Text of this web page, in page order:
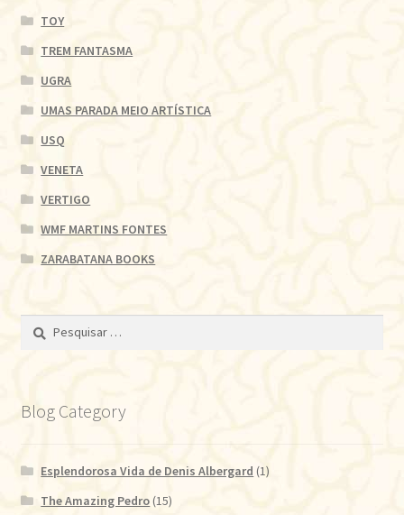
TOY
TREM FANTASMA
UGRA
UMAS PARADA MEIO ARTÍSTICA
USQ
VENETA
VERTIGO
WMF MARTINS FONTES
ZARABATANA BOOKS
Pesquisar
Blog Category
Esplendorosa Vida de Denis Albergard (1)
The Amazing Pedro (15)